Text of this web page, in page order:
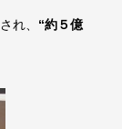
され、 “約５億